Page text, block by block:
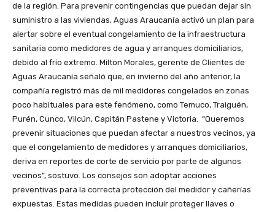
de la región. Para prevenir contingencias que puedan dejar sin
suministro a las viviendas, Aguas Araucanía activó un plan para
alertar sobre el eventual congelamiento de la infraestructura
sanitaria como medidores de agua y arranques domiciliarios,
debido al frío extremo. Milton Morales, gerente de Clientes de
Aguas Araucanía señaló que, en invierno del año anterior, la
compañía registró más de mil medidores congelados en zonas
poco habituales para este fenómeno, como Temuco, Traiguén,
Purén, Cunco, Vilcún, Capitán Pastene y Victoria. “Queremos
prevenir situaciones que puedan afectar a nuestros vecinos, ya
que el congelamiento de medidores y arranques domiciliarios,
deriva en reportes de corte de servicio por parte de algunos
vecinos”, sostuvo. Los consejos son adoptar acciones
preventivas para la correcta protección del medidor y cañerías
expuestas. Estas medidas pueden incluir proteger llaves o